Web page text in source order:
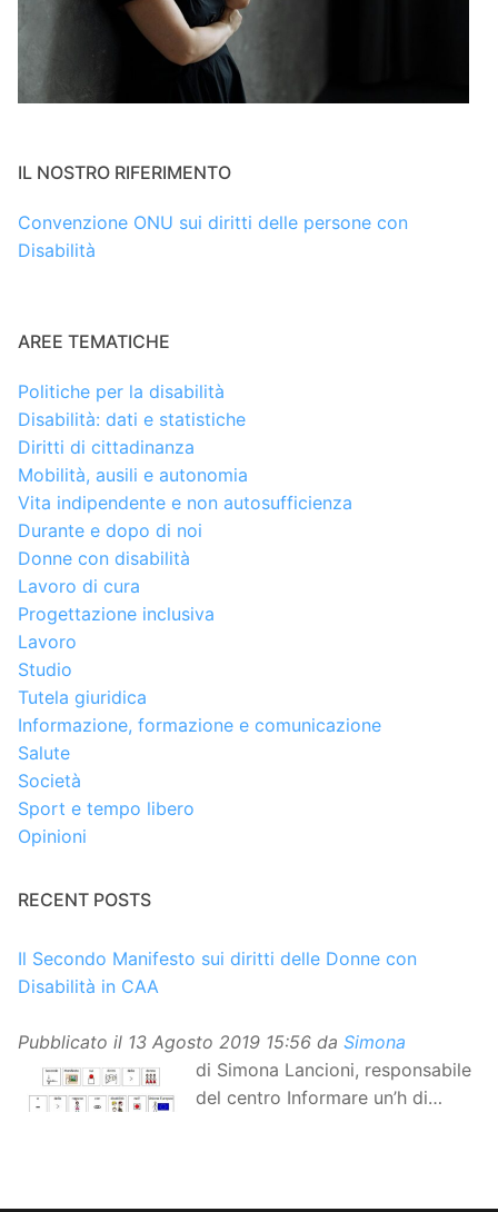
IL NOSTRO RIFERIMENTO
Convenzione ONU sui diritti delle persone con
Disabilità
AREE TEMATICHE
Politiche per la disabilità
Disabilità: dati e statistiche
Diritti di cittadinanza
Mobilità, ausili e autonomia
Vita indipendente e non autosufficienza
Durante e dopo di noi
Donne con disabilità
Lavoro di cura
Progettazione inclusiva
Lavoro
Studio
Tutela giuridica
Informazione, formazione e comunicazione
Salute
Società
Sport e tempo libero
Opinioni
RECENT POSTS
Il Secondo Manifesto sui diritti delle Donne con
Disabilità in CAA
Pubblicato il 13 Agosto 2019 15:56 da Simona
di Simona Lancioni, responsabile
del centro Informare un’h di